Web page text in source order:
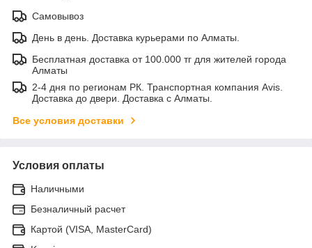
Самовывоз
День в день. Доставка курьерами по Алматы.
Бесплатная доставка от 100.000 тг для жителей города
Алматы
2-4 дня по регионам РК. Транспортная компания Avis.
Доставка до двери. Доставка с Алматы.
Все условия доставки
Условия оплаты
Наличными
Безналичный расчет
Картой (VISA, MasterCard)